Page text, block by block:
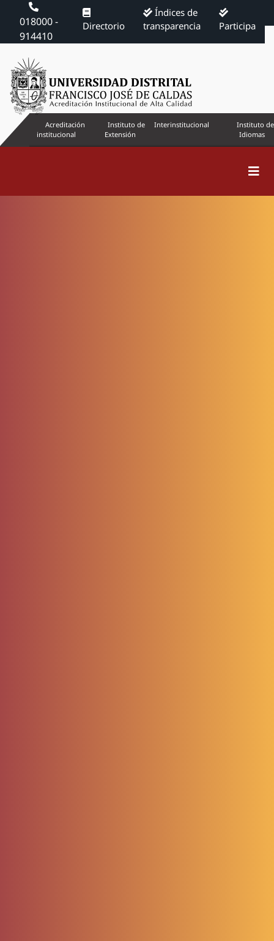
018000 -
914410
Directorio
Índices de
transparencia
Participa
Acreditación
institucional
Instituto de
Extensión
Interinstitucional
Instituto de
Idiomas